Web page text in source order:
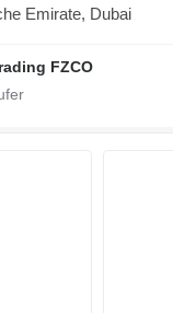
Emirate, Dubai
FZCO